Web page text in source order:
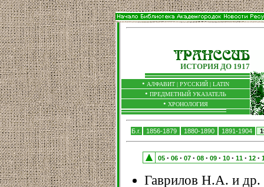
ИСТОРИЯ ДО 1917
• АЛФАВИТ | РУССКИЙ | LATIN
• ПРЕДМЕТНЫЙ УКАЗАТЕЛЬ
• ХРОНОЛОГИЯ
Б.г. 1856-1879 1880-1890 1891-1904
05• 06• 07• 08• 09• 10• 11• 12•
Гаврилов Н.А. и др.